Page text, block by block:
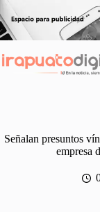
al
contenido
Señalan presuntos
empresa